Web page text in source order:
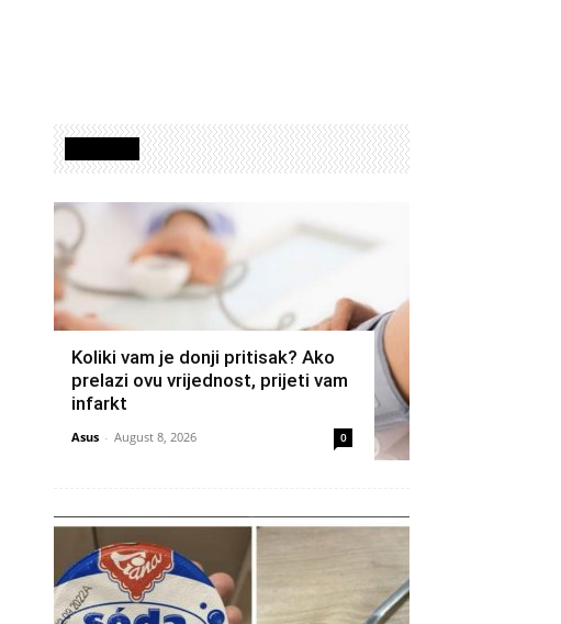
Koliki vam je donji pritisak? Ako
prelazi ovu vrijednost, prijeti vam
infarkt
Asus - August 8, 2026 0